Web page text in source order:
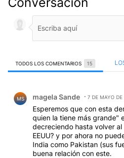
TODOS LOS COMENTARIOS 15
MS magela Sande 7 DE MAYO
Esperemos que con esta
quien la tiene más grande"
decreciendo hasta volver
EEUU? y por ahora no
India como Pakistan (sus
buena relación con este.